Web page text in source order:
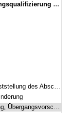
Februar 2012 (GVBl. S. 51) BayRS 2038-5-3-1-J (§§ 1–15)
des Abschlusses